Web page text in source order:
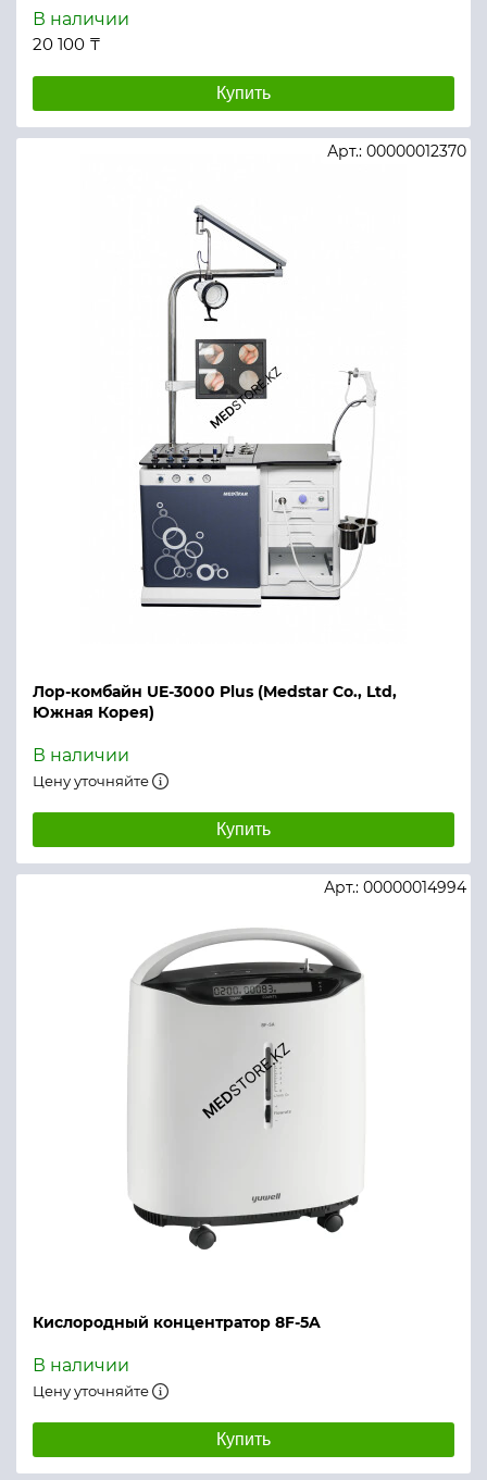
В наличии
20 100 ₸
Купить
Лор-комбайн UE-3000 Plus (Medstar Co., Ltd,
Южная Корея)
Арт.: 00000012370
В наличии
Цену уточняйте
Купить
Кислородный концентратор 8F-5A
Арт.: 00000014994
В наличии
Цену уточняйте
Купить